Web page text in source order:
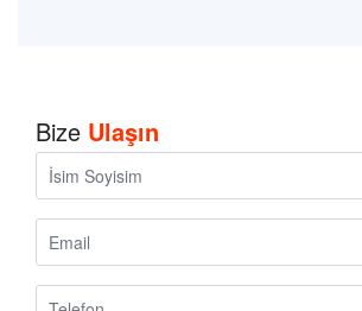
Bize Ulaşın